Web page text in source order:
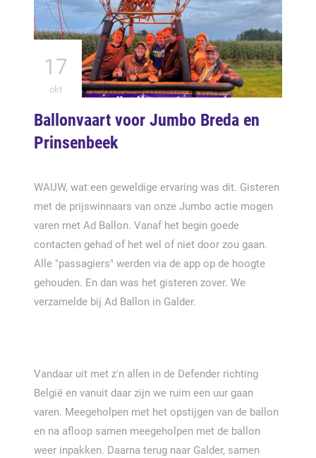
17
okt
Ballonvaart voor Jumbo Breda en
Prinsenbeek
WAUW, wat een geweldige ervaring was dit. Gisteren
met de prijswinnaars van onze Jumbo actie mogen
varen met Ad Ballon. Vanaf het begin goede
contacten gehad of het wel of niet door zou gaan.
Alle "passagiers" werden via de app op de hoogte
gehouden. En dan was het gisteren zover. We
verzamelde bij Ad Ballon in Galder.
Vandaar uit met z'n allen in de Defender richting
België en vanuit daar zijn we ruim een uur gaan
varen. Meegeholpen met het opstijgen van de ballon
en na afloop samen meegeholpen met de ballon
weer inpakken. Daarna terug naar Galder, samen